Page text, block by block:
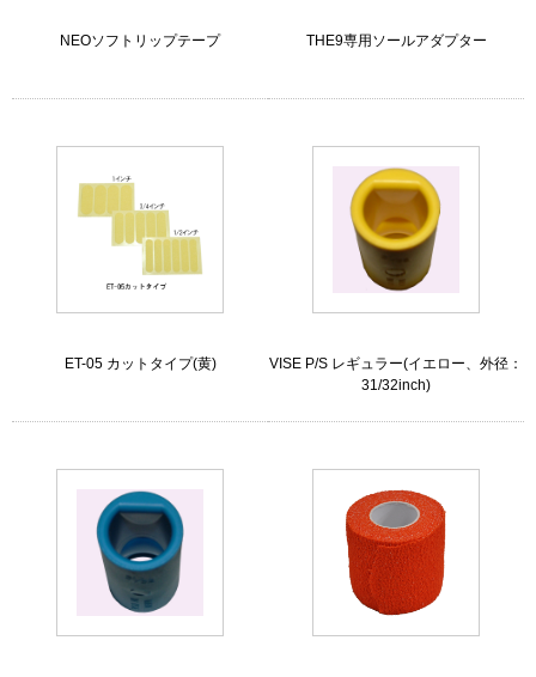
NEOソフトリップテープ THE9専用ソールアダプター
ET-05 カットタイプ(黄)
VISE P/S レギュラー(イエロー、外径：
31/32inch)